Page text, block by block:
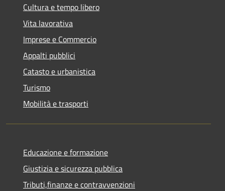
Cultura e tempo libero
Vita lavorativa
Imprese e Commercio
Appalti pubblici
Catasto e urbanistica
Turismo
Mobilità e trasporti
Educazione e formazione
Giustizia e sicurezza pubblica
Tributi,finanze e contravvenzioni